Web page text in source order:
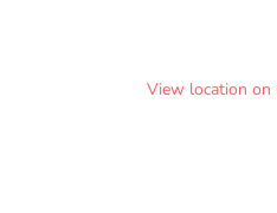
View location on